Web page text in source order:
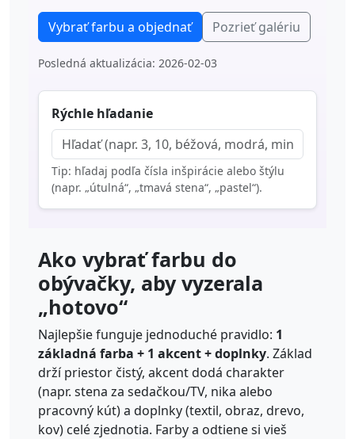
Vybrať farbu a objednať Pozrieť galériu
Posledná aktualizácia: 2026-02-03
Rýchle hľadanie
Tip: hľadaj podľa čísla inšpirácie alebo štýlu
(napr. „útulná“, „tmavá stena“, „pastel“).
Ako vybrať farbu do
obývačky, aby vyzerala
„hotovo“
Najlepšie funguje jednoduché pravidlo: 1
základná farba + 1 akcent + doplnky. Základ
drží priestor čistý, akcent dodá charakter
(napr. stena za sedačkou/TV, nika alebo
pracovný kút) a doplnky (textil, obraz, drevo,
kov) celé zjednotia. Farby a odtiene si vieš